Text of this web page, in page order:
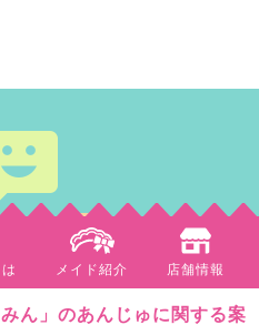
メイド紹介 店舗情報
ん」のあんじゅに関する案